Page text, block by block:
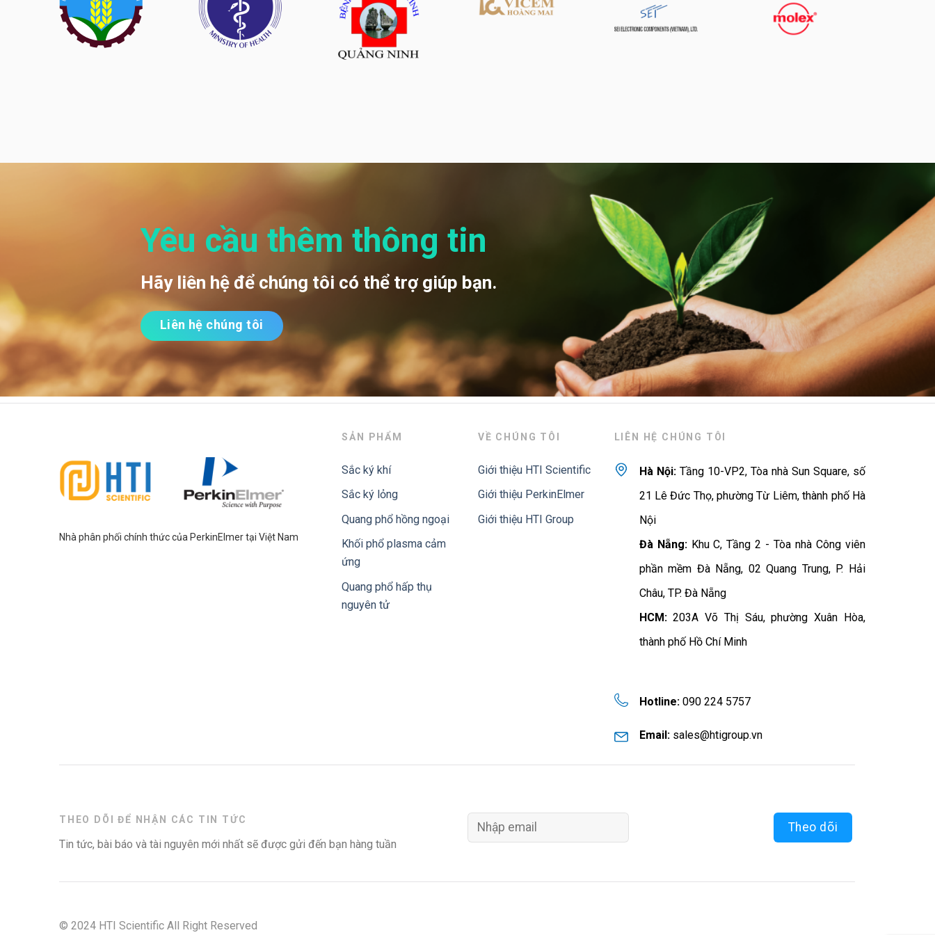
Yêu cầu thêm thông tin
Hãy liên hệ để chúng tôi có thể trợ giúp bạn.
Liên hệ chúng tôi
Nhà phân phối chính thức của PerkinElmer tại Việt Nam
SẢN PHẨM
Sắc ký khí
Sắc ký lỏng
Quang phổ hồng ngoại
Khối phổ plasma cảm
ứng
Quang phổ hấp thụ
nguyên tử
VỀ CHÚNG TÔI
Giới thiệu HTI Scientific
Giới thiệu PerkinElmer
Giới thiệu HTI Group
LIÊN HỆ CHÚNG TÔI
Hà Nội:Tầng 10-VP2, Tòa nhà Sun Square, số
21 Lê Đức Thọ, phường Từ Liêm, thành phố Hà
Nội
Đà Nẵng:Khu C, Tầng 2 - Tòa nhà Công viên
phần mềm Đà Nẵng, 02 Quang Trung, P. Hải
Châu, TP. Đà Nẵng
HCM:203A Võ Thị Sáu, phường Xuân Hòa,
thành phố Hồ Chí Minh
Hotline:090 224 5757
Email: sales@htigroup.vn
THEO DÕI ĐỂ NHẬN CÁC TIN TỨC
Tin tức, bài báo và tài nguyên mới nhất sẽ được gửi đến bạn hàng tuần
© 2024 HTI Scientific All Right Reserved